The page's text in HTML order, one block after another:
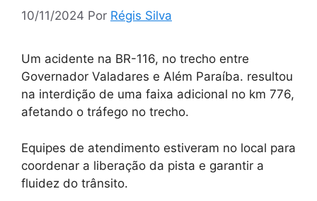
10/11/2024 Por Régis Silva
Um acidente na BR-116, no trecho entre
Governador Valadares e Além Paraíba. resultou
na interdição de uma faixa adicional no km 776,
afetando o tráfego no trecho.
Equipes de atendimento estiveram no local para
coordenar a liberação da pista e garantir a
fluidez do trânsito.